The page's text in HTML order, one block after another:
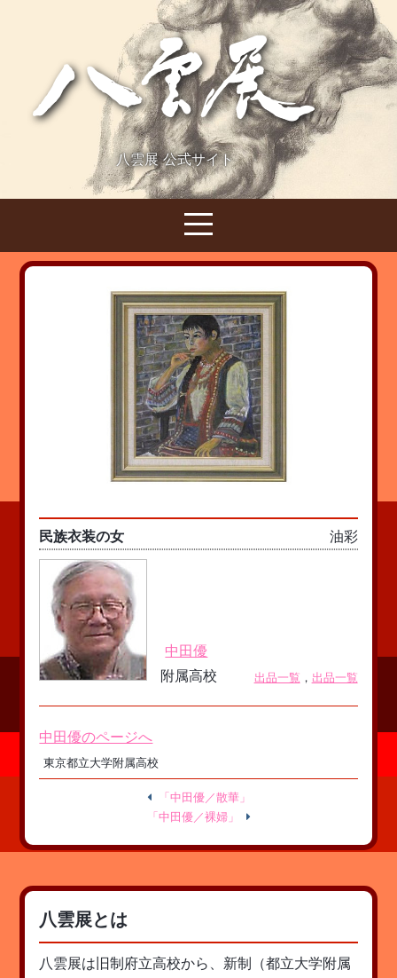
八雲展 公式サイト
民族衣装の女 油彩
中田優
附属高校
出品一覧 ， 出品一覧
中田優のページへ
東京都立大学附属高校
「中田優／散華」
「中田優／裸婦」
八雲展とは
八雲展は旧制府立高校から、新制（都立大学附属